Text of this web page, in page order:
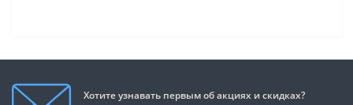
Хотите узнавать первым об акциях и скидках?